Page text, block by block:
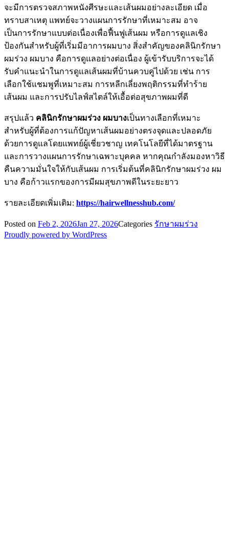
จะมีการตรวจสภาพหนังศีรษะและเส้นผมอย่างละเอียด เมื่อ
ทราบสาเหตุ แพทย์จะวางแผนการรักษาที่เหมาะสม อาจ
เป็นการรักษาแบบต่อเนื่องเพื่อฟื้นฟูเส้นผม หรือการดูแลเชิง
ป้องกันสำหรับผู้ที่เริ่มมีอาการผมบาง สิ่งสำคัญของคลินิกรักษา
ผมร่วง ผมบาง คือการดูแลอย่างต่อเนื่อง ผู้เข้ารับบริการจะได้
รับคำแนะนำในการดูแลเส้นผมที่บ้านควบคู่ไปด้วย เช่น การ
เลือกใช้แชมพูที่เหมาะสม การหลีกเลี่ยงพฤติกรรมที่ทำร้าย
เส้นผม และการปรับไลฟ์สไตล์ให้เอื้อต่อสุขภาพผมที่ดี
สรุปแล้ว คลินิกรักษาผมร่วง ผมบางเป็นทางเลือกที่เหมาะ
สำหรับผู้ที่ต้องการแก้ปัญหาเส้นผมอย่างตรงจุดและปลอดภัย
ด้วยการดูแลโดยแพทย์ผู้เชี่ยวชาญ เทคโนโลยีที่ได้มาตรฐาน
และการวางแผนการรักษาเฉพาะบุคคล หากคุณกำลังมองหาวิธี
คืนความมั่นใจให้กับเส้นผม การเริ่มต้นที่คลินิกรักษาผมร่วง ผม
บาง คือก้าวแรกของการมีผมสุขภาพดีในระยะยาว
รายละเอียดเพิ่มเติม: https://hairwellnesshub.com/
Posted on Feb 2, 2026Jan 27, 2026Categories รักษาผมร่วง
Proudly powered by WordPress